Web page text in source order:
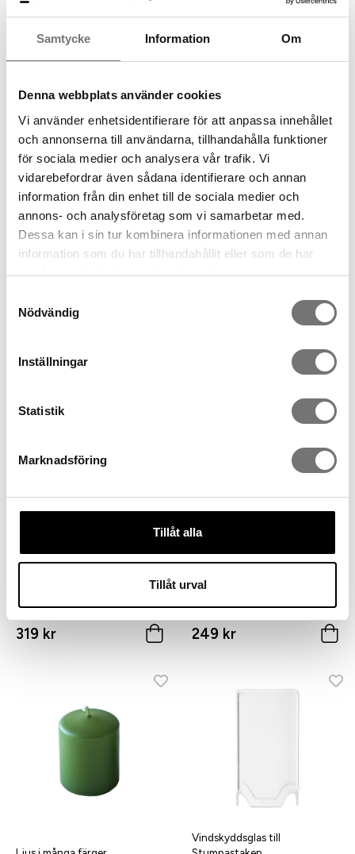
Samtycke Information Om
Denna webbplats använder cookies
Vi använder enhetsidentifierare för att anpassa innehållet
och annonserna till användarna, tillhandahålla funktioner
för sociala medier och analysera vår trafik. Vi
vidarebefordrar även sådana identifierare och annan
information från din enhet till de sociala medier och
annons- och analysföretag som vi samarbetar med.
Dessa kan i sin tur kombinera informationen med annan
information som du har tillhandahållit eller som de har
samlat in när du har använt deras tjänster.
Nödvändig
Inställningar
Statistik
Marknadsföring
Tillåt alla
Tillåt urval
Artikelnummer:
Rekommenderade tillbehör till
denna produkt
Apple ljusstake mini 2-p
Korkskål small
319 kr
Galler för varmhållning till
stumpastaken small
249 kr
Vindskyddsglas till